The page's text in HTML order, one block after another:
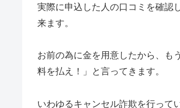
実際に申込した人の口コミを確認
来ます。
お前の為に金を用意したから、も
料を払え！」と言ってきます。
いわゆるキャンセル詐欺を行って